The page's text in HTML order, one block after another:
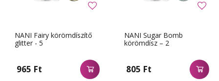
NANI Fairy körömdíszítő
glitter - 5
965 Ft
NANI Sugar Bomb
körömdísz – 2
805 Ft